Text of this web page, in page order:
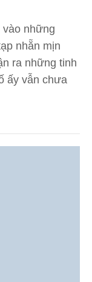
vào những
nhẵn mịn
ra những tinh
ấy vẫn chưa